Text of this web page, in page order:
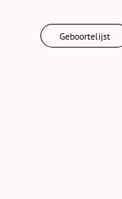
Geboortelijst